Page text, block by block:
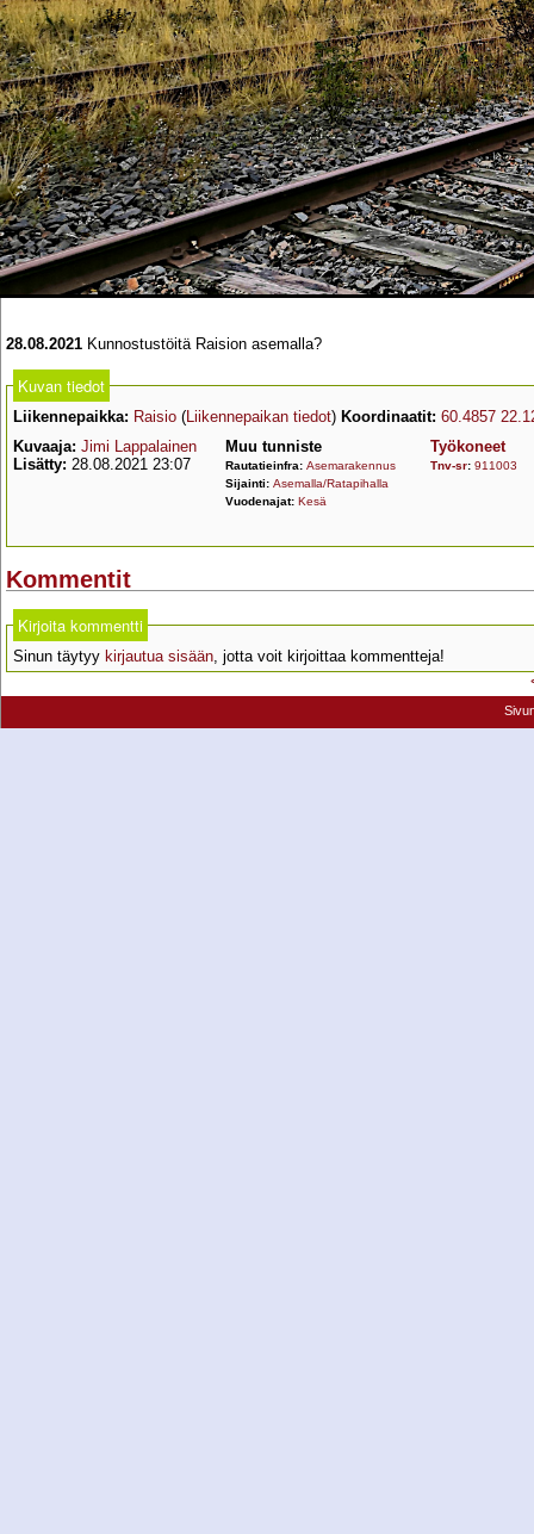
28.08.2021 Kunnostustöitä Raision asemalla?
Kuvan tiedot
Liikennepaikka: Raisio (Liikennepaikan tiedot) Koordinaatit: 60.4857
Kuvaaja: Jimi Lappalainen
Lisätty: 28.08.2021 23:07
Muu tunniste
Rautatieinfra: Asemarakennus
Sijainti: Asemalla/Ratapihalla
Vuodenajat: Kesä
Työkoneet
Tnv-sr: 911003
Kommentit
Kirjoita kommentti
Sinun täytyy kirjautua sisään, jotta voit kirjoittaa kommentteja!